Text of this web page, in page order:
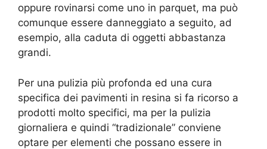
oppure rovinarsi come uno in parquet, ma può
comunque essere danneggiato a seguito, ad
esempio, alla caduta di oggetti abbastanza
grandi.
Per una pulizia più profonda ed una cura
specifica dei pavimenti in resina si fa ricorso a
prodotti molto specifici, ma per la pulizia
giornaliera e quindi “tradizionale” conviene
optare per elementi che possano essere in